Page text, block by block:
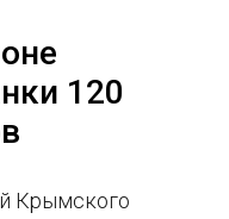
120
Крымского